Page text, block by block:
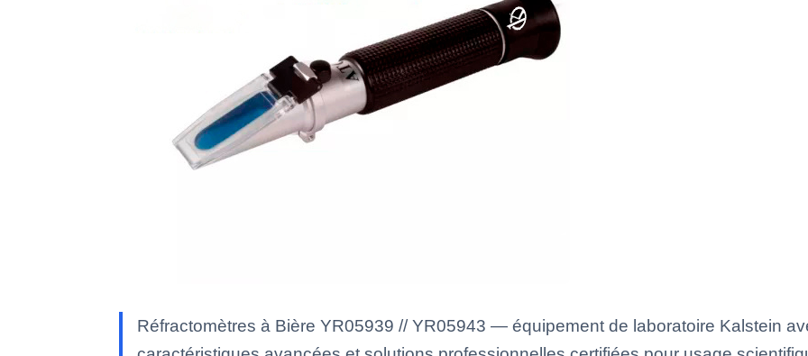
Réfractomètres à Bière YR05939 // YR05943 — équipement de laboratoire Kalstein